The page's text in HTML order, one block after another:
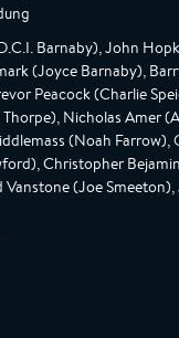
Barnaby), John
(Joyce Barnaby),
Peacock (Charlie
Nicholas Amer
(Noah
Christopher
(Joe